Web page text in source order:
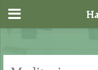
contenido